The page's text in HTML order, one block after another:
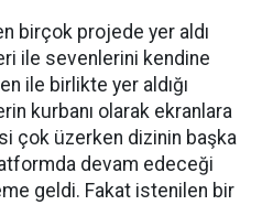
birçok projede yer aldı
ile sevenlerini kendine
ile birlikte yer aldığı
kurbanı olarak ekranlara
çok üzerken dizinin başka
devam edeceği
geldi. Fakat istenilen bir